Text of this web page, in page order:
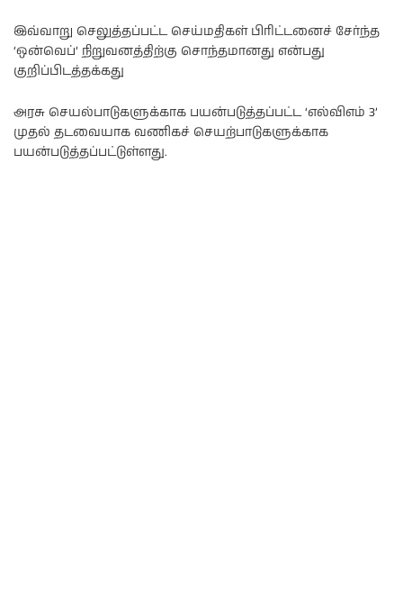
இவ்வாறு செலுத்தப்பட்ட செய்மதிகள் பிரிட்டனைச் சேர்ந்த
‘ஒன்வெப்’ நிறுவனத்திற்கு சொந்தமானது என்பது
குறிப்பிடத்தக்கது
அரசு செயல்பாடுகளுக்காக பயன்படுத்தப்பட்ட ‘எல்விஎம் 3’
முதல் தடவையாக வணிகச் செயற்பாடுகளுக்காக
பயன்படுத்தப்பட்டுள்ளது.